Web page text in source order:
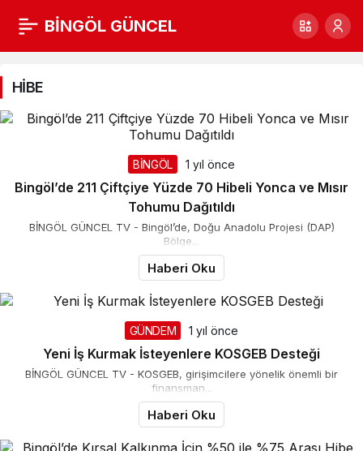
BİNGÖL GÜNCEL
HİBE
HİBE
BİNGÖL 1 yıl önce
Bingöl’de 211 Çiftçiye Yüzde 70 Hibeli Yonca ve Mısır
Tohumu Dağıtıldı
BİNGÖL GÜNCEL TV - Bingöl’de, Doğu Anadolu Projesi (DAP)
Bölge...
Haberi Oku
GÜNDEM 1 yıl önce
Yeni İş Kurmak İsteyenlere KOSGEB Desteği
BİNGÖL GÜNCEL TV - KOSGEB, girişimcilere yönelik önemli bir
finansman...
Haberi Oku